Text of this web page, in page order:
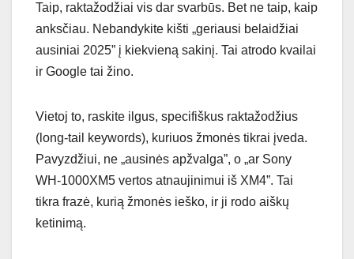
Taip, raktažodžiai vis dar svarbūs. Bet ne taip, kaip
anksčiau. Nebandykite kišti „geriausi belaidžiai
ausiniai 2025” į kiekvieną sakinį. Tai atrodo kvailai
ir Google tai žino.
Vietoj to, raskite ilgus, specifiškus raktažodžius
(long-tail keywords), kuriuos žmonės tikrai įveda.
Pavyzdžiui, ne „ausinės apžvalga”, o „ar Sony
WH-1000XM5 vertos atnaujinimui iš XM4”. Tai
tikra frazė, kurią žmonės ieško, ir ji rodo aiškų
ketinimą.